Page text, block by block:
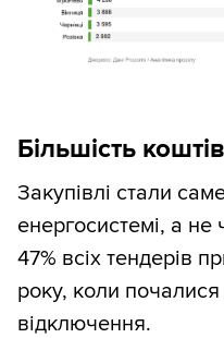
Більшість
Закупівлі стали
енергосистемі, а
47% всіх тендерів
року, коли
відключення.